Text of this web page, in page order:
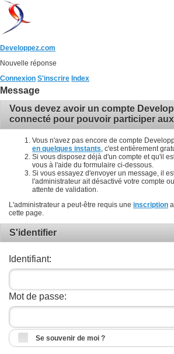
Developpez.com
Nouvelle réponse
Connexion S'inscrire Index
Message
Vous devez avoir un compte
connecté pour pouvoir participer
Vous n'avez pas encore de compte
en quelques instants , c'est entièrement
Si vous disposez déjà d'un compte et qu'il
vous à l'aide du formulaire ci-dessous.
Si vous essayez d'envoyer un message, il
l'administrateur ait désactivé votre compte
attente de validation.
L'administrateur a peut-être requis une inscription
cette page.
S'identifier
Identifiant:
Mot de passe:
Se souvenir de moi ?